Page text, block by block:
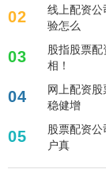
02
线上配资
验怎么
03
股指股票
相！
04
网上配资
稳健增
05
股票配资公司 蚂蚁配资服务评测：专业性与安全性
户真